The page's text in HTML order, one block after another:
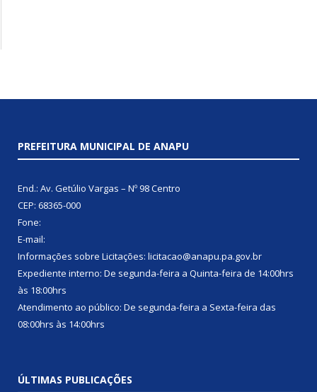
PREFEITURA MUNICIPAL DE ANAPU
End.: Av. Getúlio Vargas – Nº 98 Centro
CEP: 68365-000
Fone:
E-mail:
Informações sobre Licitações: licitacao@anapu.pa.gov.br
Expediente interno: De segunda-feira a Quinta-feira de 14:00hrs
às 18:00hrs
Atendimento ao público: De segunda-feira a Sexta-feira das
08:00hrs às 14:00hrs
ÚLTIMAS PUBLICAÇÕES